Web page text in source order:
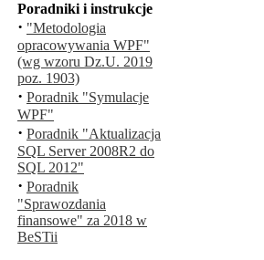
Poradniki i instrukcje
· "Metodologia
opracowywania WPF"
(wg wzoru Dz.U. 2019
poz. 1903)
· Poradnik "Symulacje
WPF"
· Poradnik "Aktualizacja
SQL Server 2008R2 do
SQL 2012"
· Poradnik
"Sprawozdania
finansowe" za 2018 w
BeSTii